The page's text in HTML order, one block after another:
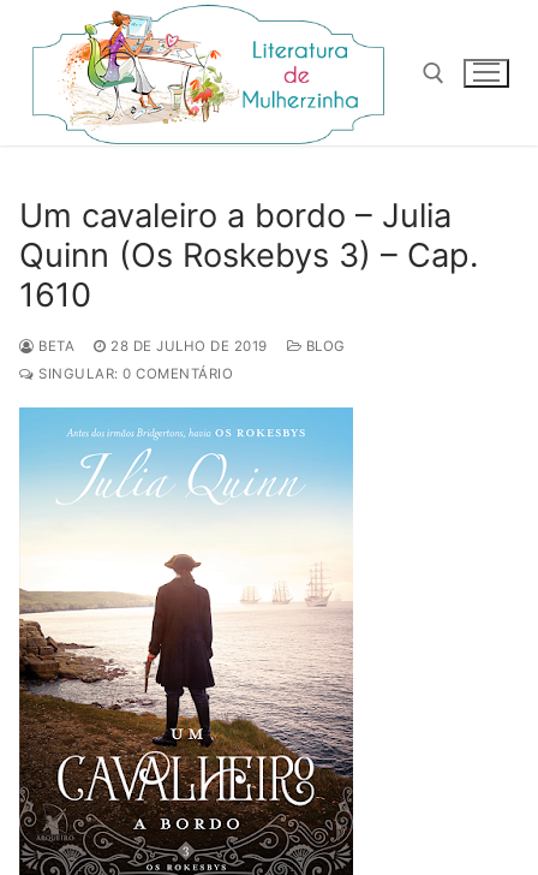
para
conteúdo
Um cavaleiro a bordo – Julia
Quinn (Os Roskebys 3) – Cap.
1610
BETA 28 DE JULHO DE 2019
BLOG
SINGULAR: 0 COMENTÁRIO